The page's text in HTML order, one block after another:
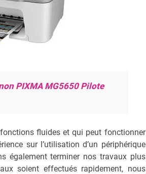
PIXMA MG5650 Pilote
fluides et qui peut fonctionner
sur l’utilisation d’un périphérique
également terminer nos travaux plus
soient effectués rapidement, nous